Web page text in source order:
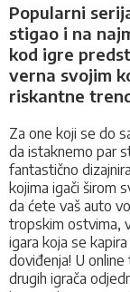
Popularni
stigao i na
kod igre
verna svojim
riskantne
Za one koji se do
da istaknemo par
fantastično
kojima igači širom
da ćete vaš auto
tropskim ostvima,
igara koja se
doviđenja! U
drugih igrača